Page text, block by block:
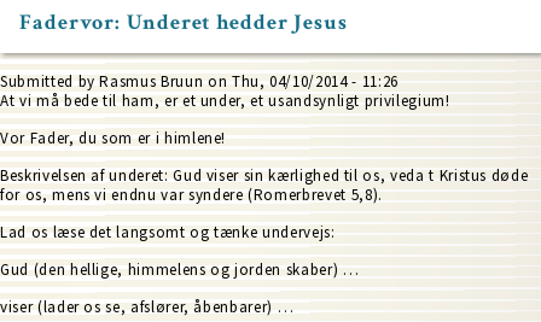
Helliget
dit
navn
Fadervor: Underet hedder Jesus
Submitted byRasmus Bruun on Thu, 04/10/2014 - 11:26
At vi må bede til ham, er et under, et usandsynligt privilegium!
Vor Fader, du som er i himlene!
Beskrivelsen af underet: Gud viser sin kærlighed til os, veda t Kristus døde
for os, mens vi endnuvar syndere (Romerbrevet 5,8).
Lad os læse det langsomt og tænke undervejs:
Gud (den hellige, himmelens og jorden skaber) …
viser (lader os se, afslører, åbenbarer) …